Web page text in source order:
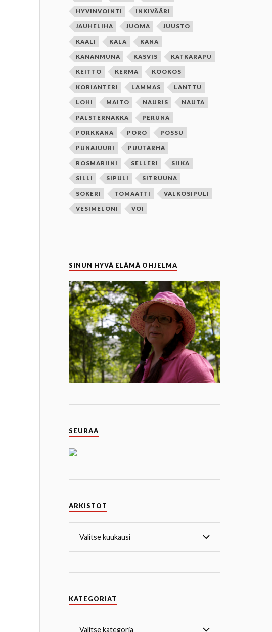
HYVINVOINTI INKIVÄÄRI
JAUHELIHA JUOMA JUUSTO
KAALI KALA KANA
KANANMUNA KASVIS KATKARAPU
KEITTO KERMA KOOKOS
KORIANTERI LAMMAS LANTTU
LOHI MAITO NAURIS NAUTA
PALSTERNAKKA PERUNA
PORKKANA PORO POSSU
PUNAJUURI PUUTARHA
ROSMARIINI SELLERI SIIKA
SILLI SIPULI SITRUUNA
SOKERI TOMAATTI VALKOSIPULI
VESIMELONI VOI
SINUN HYVÄ ELÄMÄ OHJELMA
SEURAA
ARKISTOT
KATEGORIAT